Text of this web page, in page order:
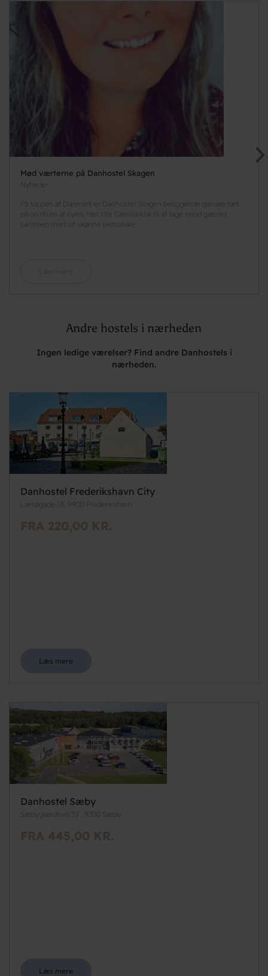
Mød værterne på Danhostel Skagen
På toppen af Danmark er Danhostel Skagen beliggende ganske tæt
på centrum af byen. Her står Camilla klar til at tage imod gæster,
sammen med sit skønne personale.
Andre hostels i nærheden
Ingen ledige værelser? Find andre Danhostels i
nærheden.
Danhostel Frederikshavn City
Læsøgade 18, 9900 Frederikshavn
FRA 220,00 KR.
Læs mere
Danhostel Sæby
Sæbygaardsvej 32 , 9300 Sæby
FRA 445,00 KR.
Læs mere